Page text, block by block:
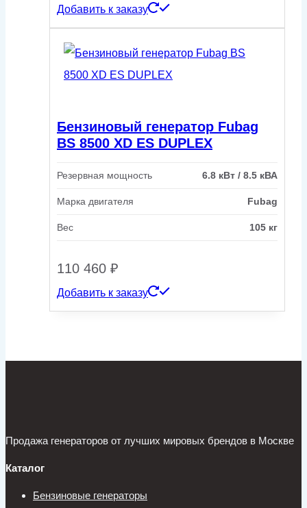
Добавить к заказу
Бензиновый генератор Fubag
BS 8500 XD ES DUPLEX
Резервная мощность 6.8 кВт / 8.5 кВА
Марка двигателя Fubag
Вес 105 кг
110 460 ₽
Добавить к заказу
Продажа генераторов от лучших мировых брендов в Москве
Каталог
Бензиновые генераторы